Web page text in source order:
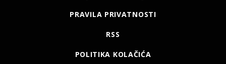
PRAVILA PRIVATNOSTI
RSS
POLITIKA KOLAČIĆA